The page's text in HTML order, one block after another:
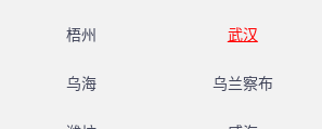
梧州 武汉
乌海 乌兰察布